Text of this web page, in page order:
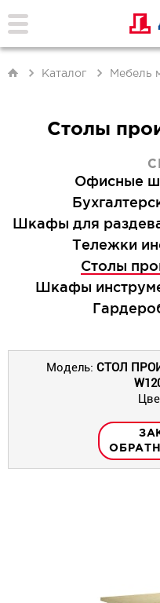
Каталог Мебель
Столы
Офисные
Шкафы для
Тележки
Столы
Шкафы
Модель: СТОЛ